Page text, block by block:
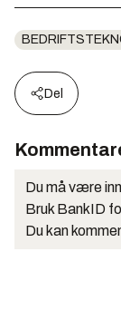
Del
Du må være
Bruk BankID
Du kan